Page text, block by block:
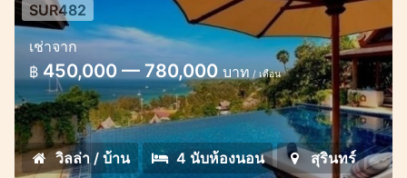
Hill Top Villa with Sea view 4
Bedroom 5 Minutes to Surin Beach
The tropical gardens, Romantic
villa Hilltops , offering a beautiful
sea views of the Andaman Sea and Surin
Beach
SUR482
เช่าจาก
฿ 450,000 — 780,000บาท / เดือน
วิลล่า / บ้าน 4 นับห้องนอน สุรินทร์